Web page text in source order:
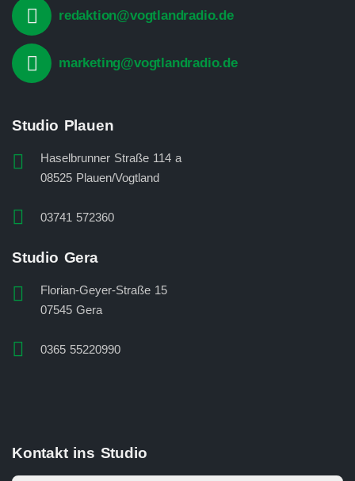
redaktion@vogtlandradio.de
marketing@vogtlandradio.de
Studio Plauen
Haselbrunner Straße 114 a
08525 Plauen/Vogtland
03741 572360
Studio Gera
Florian-Geyer-Straße 15
07545 Gera
0365 55220990
Kontakt ins Studio